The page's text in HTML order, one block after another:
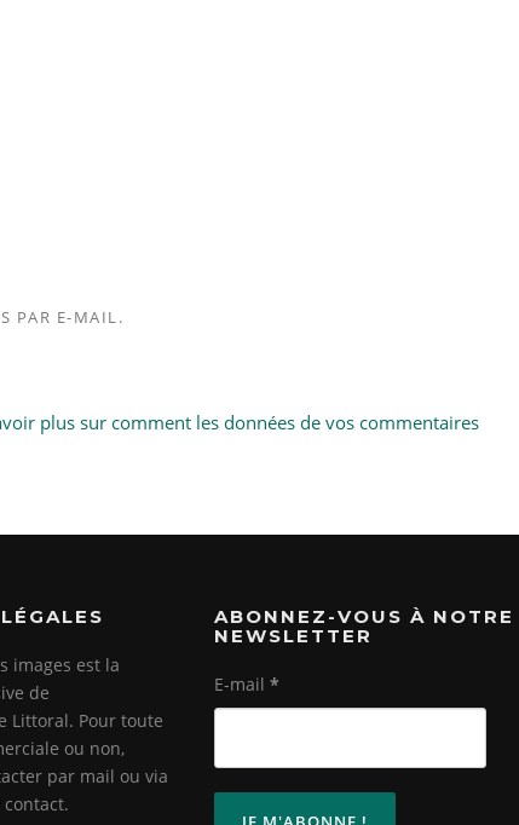
PAR E-MAIL.
plus sur comment les données de vos commentaires
images est la
de
Littoral. Pour toute
ou non,
par mail ou via
ABONNEZ-VOUS À NOTRE
NEWSLETTER
E-mail *